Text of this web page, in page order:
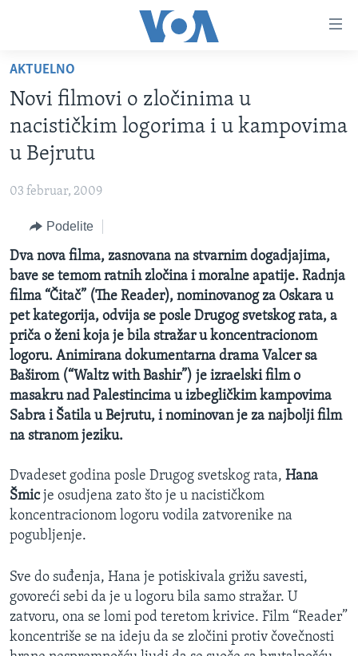
glavni
sadržaj
na
glavnu
Idi
pretragu
NASLOVNA
AMERIKA
GLOBALNE TEME
EKONOMIJA
NAUKA I TEHNOLOGIJA
MEDICINA
KULTURA
DRUŠTVO
SPORT
INTERVJU
TV PROGRAM
IZ AMERIKE
Learning English
PRATITE NAS
Jezici
AKTUELNO
Novi filmovi o zločinima u
nacističkim logorima i u kampovima
u Bejrutu
03 februar, 2009
Podelite
Dva nova filma, zasnovana na stvarnim dogadjajima,
bave se temom ratnih zločina i moralne apatije. Radnja
filma “Čitač” (The Reader), nominovanog za Oskara u
pet kategorija, odvija se posle Drugog svetskog rata, a
priča o ženi koja je bila stražar u koncentracionom
logoru. Animirana dokumentarna drama Valcer sa
Baširom (“Waltz with Bashir”) je izraelski film o
masakru nad Palestincima u izbegličkim kampovima
Sabra i Šatila u Bejrutu, i nominovan je za najbolji film
na stranom jeziku.
Dvadeset godina posle Drugog svetskog rata, Hana
Šmicje osudjena zato što je u nacističkom
koncentracionom logoru vodila zatvorenike na
pogubljenje.
Sve do suđenja, Hana je potiskivala grižu savesti,
govoreći sebi da je u logoru bila samo stražar. U
zatvoru, ona se lomi pod teretom krivice. Film “Reader”
koncentriše se na ideju da se zločini protiv čovečnosti